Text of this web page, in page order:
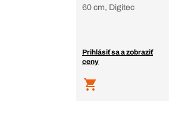
60 cm, Digitec
Prihlásiť sa a zobraziť
ceny